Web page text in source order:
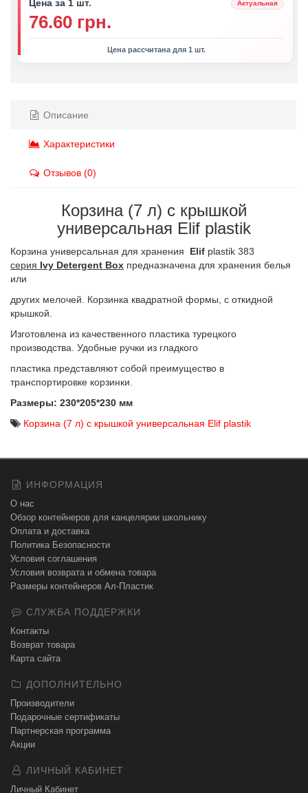
Цена за 1 шт. Актуальная
76.60 грн.
Цена рассчитана для 1 шт.
Описание
Характеристики
Отзывов (0)
Корзина (7 л) с крышкой
универсальная Elif plastik
Корзина универсальная для хранения Elif plastik 383
серия Ivy Detergent Box предназначена для хранения белья
или
других мелочей. Корзинка квадратной формы, с откидной
крышкой.
Изготовлена из качественного пластика турецкого
производства. Удобные ручки из гладкого
пластика представляют собой преимущество в
транспортировке корзинки.
Размеры: 230*205*230 мм
Корзина (7 л) с крышкой универсальная Elif plastik
ИНФОРМАЦИЯ
О нас
Обзор контейнеров для канцелярии школьнику
Оплата и доставка
Политика Безопасности
Условия соглашения
Условия возврата и обмена товара
Размеры контейнеров Ал-Пластик
СЛУЖБА ПОДДЕРЖКИ
Контакты
Возврат товара
Карта сайта
ДОПОЛНИТЕЛЬНО
Производители
Подарочные сертификаты
Партнерская программа
Акции
ЛИЧНЫЙ КАБИНЕТ
Личный Кабинет